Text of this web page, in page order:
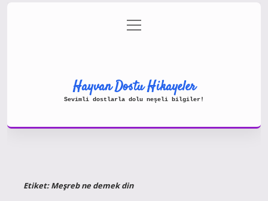
Gizlilik Politikası
menüyü
aç
Hayvan Dostu Hikayeler
Sevimli dostlarla dolu neşeli bilgiler!
Etiket:Meşreb ne demek din